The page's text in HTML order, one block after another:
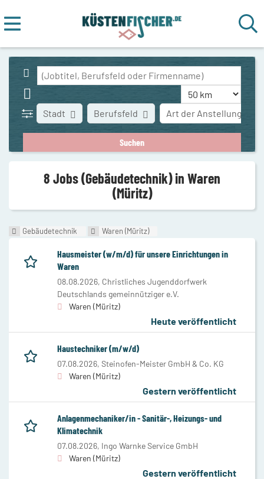
Stadt Art der Anstellung
Berufsfeld
8 Jobs (Gebäudetechnik) in Waren
(Müritz)
Gebäudetechnik Waren (Müritz)
Hausmeister (w/m/d) für unsere Einrichtungen in
Waren
08.08.2026, Christliches Jugenddorfwerk
Deutschlands gemeinnütziger e.V.
Waren (Müritz)
Heute veröffentlicht
Haustechniker (m/w/d)
07.08.2026, Steinofen-Meister GmbH & Co. KG
Waren (Müritz)
Gestern veröffentlicht
Anlagenmechaniker/in - Sanitär-, Heizungs- und
Klimatechnik
07.08.2026, Ingo Warnke Service GmbH
Waren (Müritz)
Gestern veröffentlicht